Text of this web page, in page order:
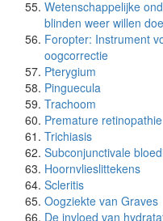
Wetenschappelijke
blinden weer willen
Foropter: Instrument
oogcorrectie
Pterygium
Pinguecula
Trachoom
Premature retinopathie
Trichiasis
Subconjunctivale
Hoornvlieslittekens
Scleritis
Oogziekte van Graves
De invloed van